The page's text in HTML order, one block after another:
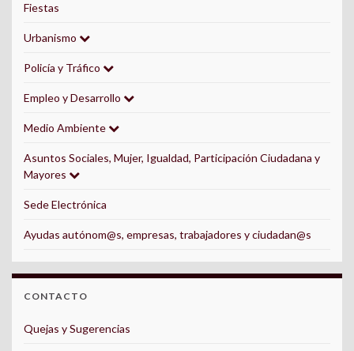
Fiestas
Urbanismo
Policía y Tráfico
Empleo y Desarrollo
Medio Ambiente
Asuntos Sociales, Mujer, Igualdad, Participación Ciudadana y
Mayores
Sede Electrónica
Ayudas autónom@s, empresas, trabajadores y ciudadan@s
CONTACTO
Quejas y Sugerencias